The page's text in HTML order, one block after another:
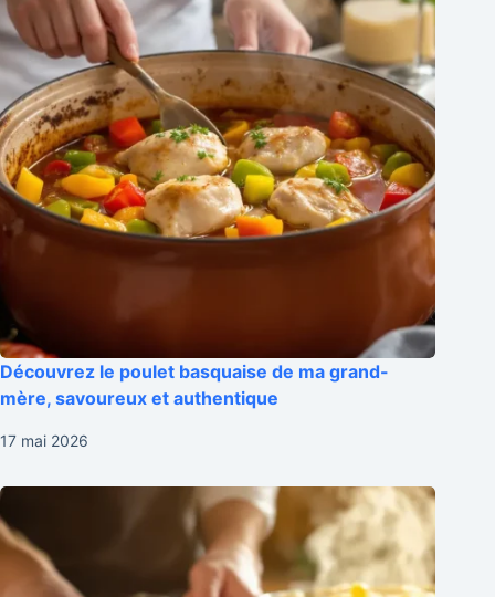
Découvrez le poulet basquaise de ma grand-
mère, savoureux et authentique
17 mai 2026